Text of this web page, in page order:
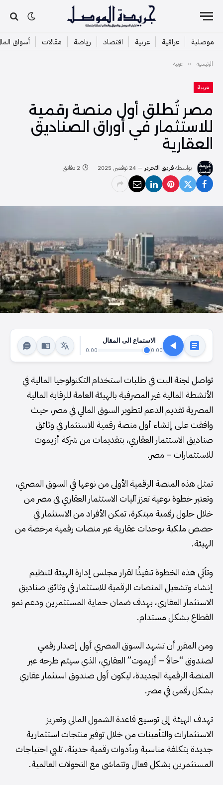
موصلية عراقية عربية اقتصاد رياضة مقالات أسواق
الرئيسية » عربية
عربية
مصر تُطلق أول منصة رقمية
للاستثمار في أوراق الصناديق
العقارية
بواسطةفريق التحرير 24 نوفمبر, 2025 2 دقائق
الاستماع الى المقال
0:00
0:00
تواصل لجنة البت في طلبات استخدام التكنولوجيا المالية في
الأنشطة المالية غير المصرفية بالهيئة العامة للرقابة المالية
المصرية تقديم الدعم لتطوير السوق المالي في مصر، حيث
وافقت على إنشاء أول منصة رقمية للاستثمار في وثائق
صناديق الاستثمار العقاري، بتقديمات من شركة أزيموت
للاستثمارات – مصر.
تمثل هذه المنصة الرقمية الأولى من نوعها في السوق المصري،
وتعتبر خطوة نوعية تعزز آليات الاستثمار العقاري في مصر من
خلال حلول رقمية مبتكرة، تمكن الأفراد من الاستثمار في
حصص ملكية بوحدات عقارية عبر منصات رقمية مرخصة من
الهيئة.
وتأتي هذه الخطوة تنفيذًا لقرار مجلس إدارة الهيئة لتنظيم
إنشاء وتشغيل المنصات الرقمية للاستثمار في وثائق صناديق
الاستثمار العقاري، بهدف ضمان حماية المستثمرين ودعم نمو
القطاع بشكل مستدام.
ومن المقرر أن تشهد السوق المصري أول إصدار رقمي
لصندوق “حالاً – أزيموت” العقاري، الذي سيتم طرحه عبر
المنصة الرقمية الجديدة، ليكون أول صندوق استثمار عقاري
بشكل رقمي في مصر.
تهدف الهيئة إلى توسيع قاعدة الشمول المالي وتعزيز
الاستثمارات والتأمينات من خلال توفير منتجات استثمارية
جديدة بتكلفة مناسبة وبأدوات رقمية حديثة، تلبي احتياجات
المستثمرين بشكل فعال وتتماشى مع التحولات العالمية.